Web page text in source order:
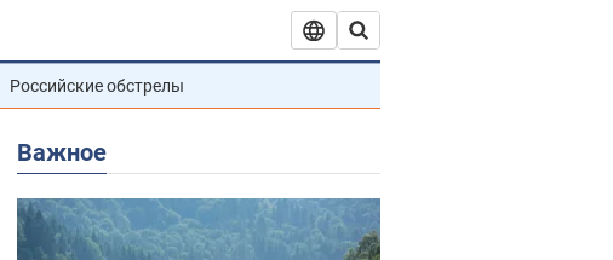
Российские обстрелы
Важное